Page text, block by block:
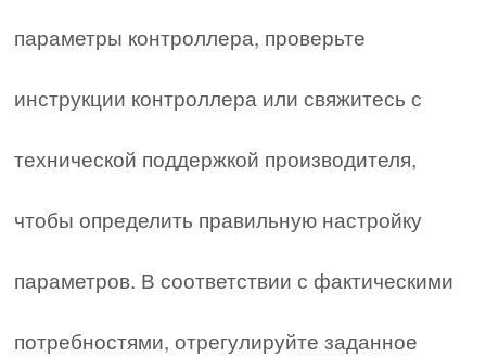
параметры контроллера, проверьте
инструкции контроллера или свяжитесь с
технической поддержкой производителя,
чтобы определить правильную настройку
параметров. В соответствии с фактическими
потребностями, отрегулируйте заданное